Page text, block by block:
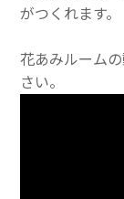
がつくれます。
花あみルーム
さい。